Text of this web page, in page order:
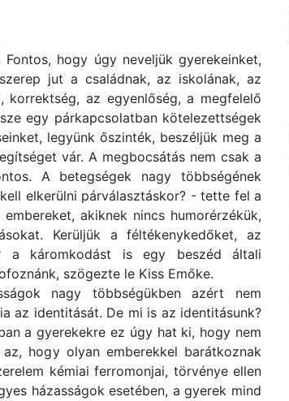
hogy úgy neveljük gyerekeinket,
jut a családnak, az iskolának, az
korrektség, az egyenlőség, a megfelelő
egy párkapcsolatban kötelezettségek
legyünk őszinték, beszéljük meg a
vár. A megbocsátás nem csak a
A betegségek nagy többségének
elkerülni párválasztáskor? - tette fel a
akiknek nincs humorérzékük,
Kerüljük a féltékenykedőket, az
a káromkodást is egy beszéd általi
szögezte le Kiss Emőke.
nagy többségükben azért nem
az identitását. De mi is az identitásunk?
a gyerekekre ez úgy hat ki, hogy nem
hogy olyan emberekkel barátkoznak
kémiai ferromonjai, törvénye ellen
házasságok esetében, a gyerek mind